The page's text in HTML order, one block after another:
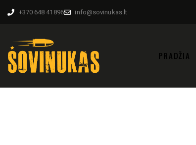
+370 648 41896 info@sovinukas.lt
PRADŽIA